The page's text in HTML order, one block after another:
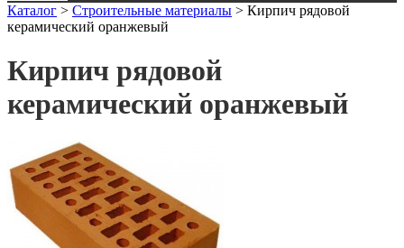
Каталог > Строительные материалы > Кирпич рядовой
керамический оранжевый
Кирпич рядовой
керамический оранжевый